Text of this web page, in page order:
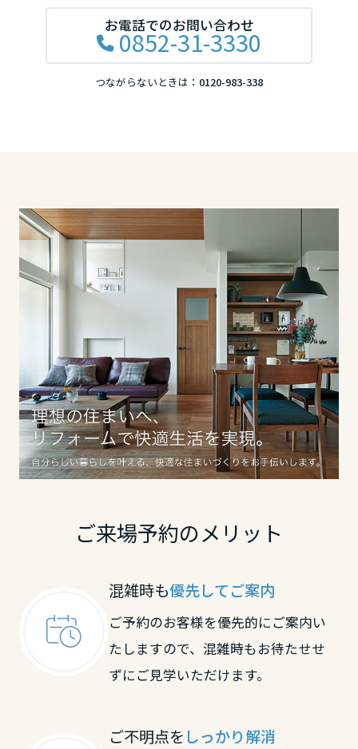
お電話でのお問い合わせ
0852-31-3330
つながらないときは： 0120-983-338
ご来場予約のメリット
混雑時も優先してご案内
ご予約のお客様を優先的にご案内い
たしますので、混雑時もお待たせせ
ずにご見学いただけます。
ご不明点を しっかり解消
滋賀県
兵庫県
中国・四国エリア
鳥取県
島根県
山口県